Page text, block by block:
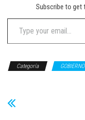
Subscribe to get
Type your email…
Categoría GOBIERNO